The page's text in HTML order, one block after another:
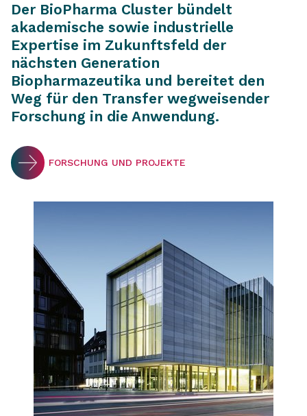
Der BioPharma Cluster bündelt
akademische sowie industrielle
Expertise im Zukunftsfeld der
nächsten Generation
Biopharmazeutika und bereitet den
Weg für den Transfer wegweisender
Forschung in die Anwendung.
FORSCHUNG UND PROJEKTE